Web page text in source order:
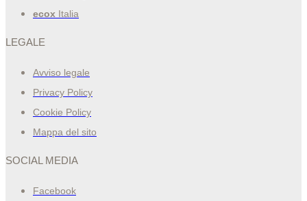
ecox Italia
LEGALE
Avviso legale
Privacy Policy
Cookie Policy
Mappa del sito
SOCIAL MEDIA
Facebook